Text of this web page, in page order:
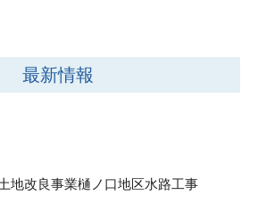
最新情報
地改良事業樋ノ口地区水路工事